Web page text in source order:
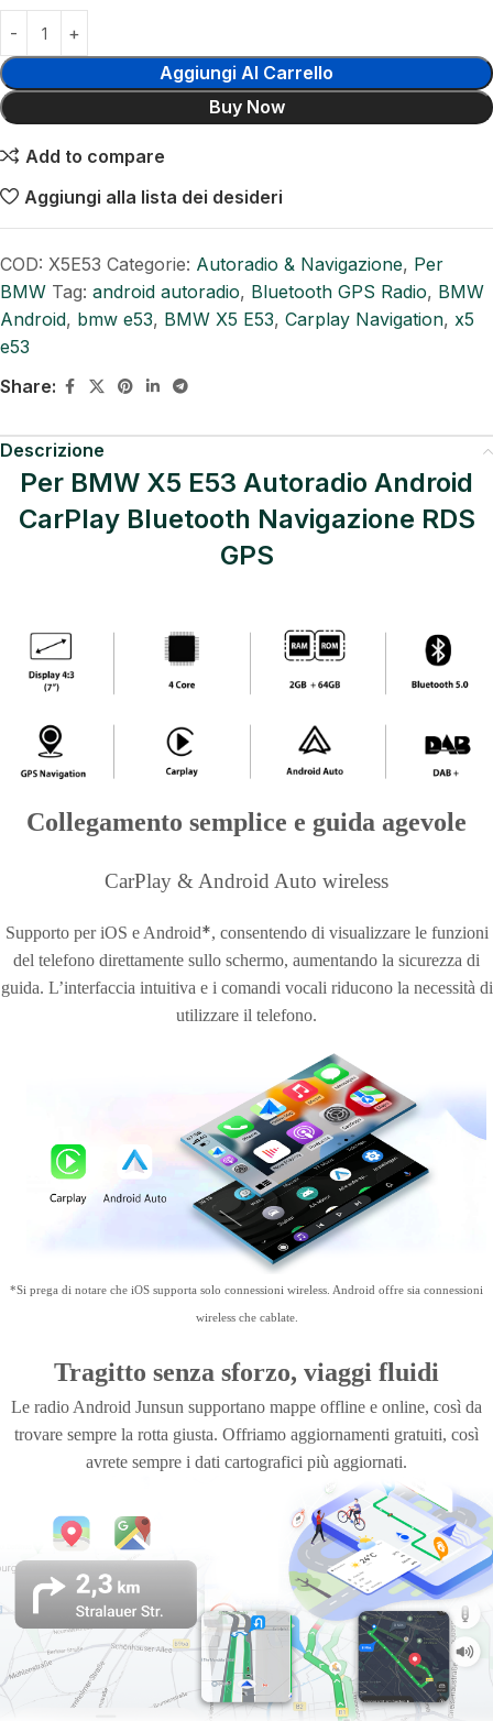
Aggiungi Al Carrello
Buy Now
Add to compare
Aggiungi alla lista dei desideri
COD: X5E53 Categorie: Autoradio & Navigazione, Per
BMW Tag: android autoradio, Bluetooth GPS Radio, BMW
Android, bmw e53, BMW X5 E53, Carplay Navigation, x5
e53
Share:
Descrizione
Per BMW X5 E53 Autoradio Android
CarPlay Bluetooth Navigazione RDS
GPS
Collegamento semplice e guida agevole
CarPlay & Android Auto wireless
Supporto per iOS e Android*, consentendo di visualizzare le funzioni
del telefono direttamente sullo schermo, aumentando la sicurezza di
guida. L’interfaccia intuitiva e i comandi vocali riducono la necessità di
utilizzare il telefono.
*Si prega di notare che iOS supporta solo connessioni wireless. Android offre sia connessioni
wireless che cablate.
Tragitto senza sforzo, viaggi fluidi
Le radio Android Junsun supportano mappe offline e online, così da
trovare sempre la rotta giusta. Offriamo aggiornamenti gratuiti, così
avrete sempre i dati cartografici più aggiornati.